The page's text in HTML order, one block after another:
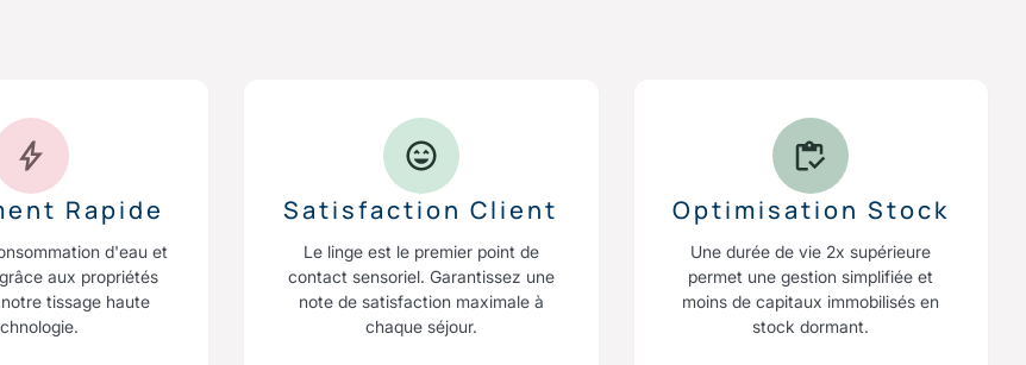
Rapide
d'eau et
aux propriétés
tissage haute
Satisfaction Client
Le linge est le premier point de
contact sensoriel. Garantissez une
note de satisfaction maximale à
chaque séjour.
Optimisation Stock
Une durée de vie 2x supérieure
permet une gestion simplifiée et
moins de capitaux immobilisés en
stock dormant.